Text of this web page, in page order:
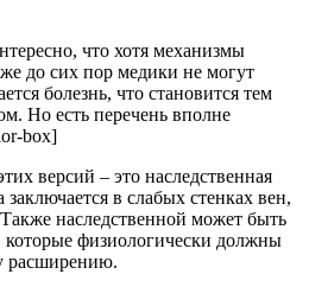
что хотя механизмы
до сих пор медики не могут
болезнь, что становится тем
Но есть перечень вполне
box]
версий – это наследственная
в слабых стенках вен,
наследственной может быть
которые физиологически должны
расширению.